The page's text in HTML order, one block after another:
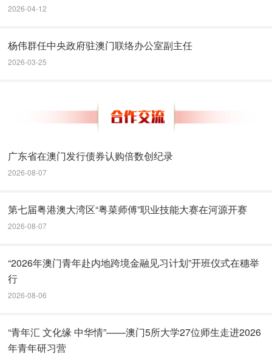
2026-04-12
杨伟群任中央政府驻澳门联络办公室副主任
2026-03-25
广东省在澳门发行债券认购倍数创纪录
2026-08-07
第七届粤港澳大湾区“粤菜师傅”职业技能大赛在河源开赛
2026-08-07
“2026年澳门青年赴内地跨境金融见习计划”开班仪式在穗举
行
2026-08-06
“青年汇 文化缘 中华情”——澳门5所大学27位师生走进2026
年青年研习营